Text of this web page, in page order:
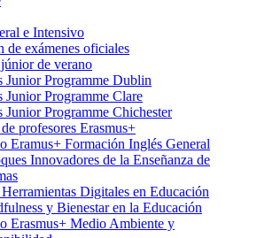
e Intensivo
de exámenes oficiales
de verano
Junior Programme Dublin
Junior Programme Clare
Junior Programme Chichester
profesores Erasmus+
Eramus+ Formación Inglés General
Innovadores de la Enseñanza de
Digitales en Educación
y Bienestar en la Educación
Erasmus+ Medio Ambiente y